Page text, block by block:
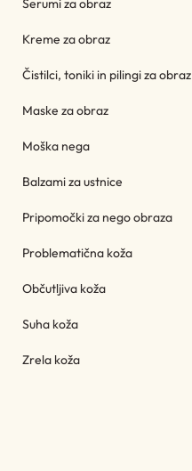
Serumi za obraz
Kreme za obraz
Čistilci, toniki in pilingi za obraz
Maske za obraz
Moška nega
Balzami za ustnice
Pripomočki za nego obraza
Problematična koža
Občutljiva koža
Suha koža
Zrela koža